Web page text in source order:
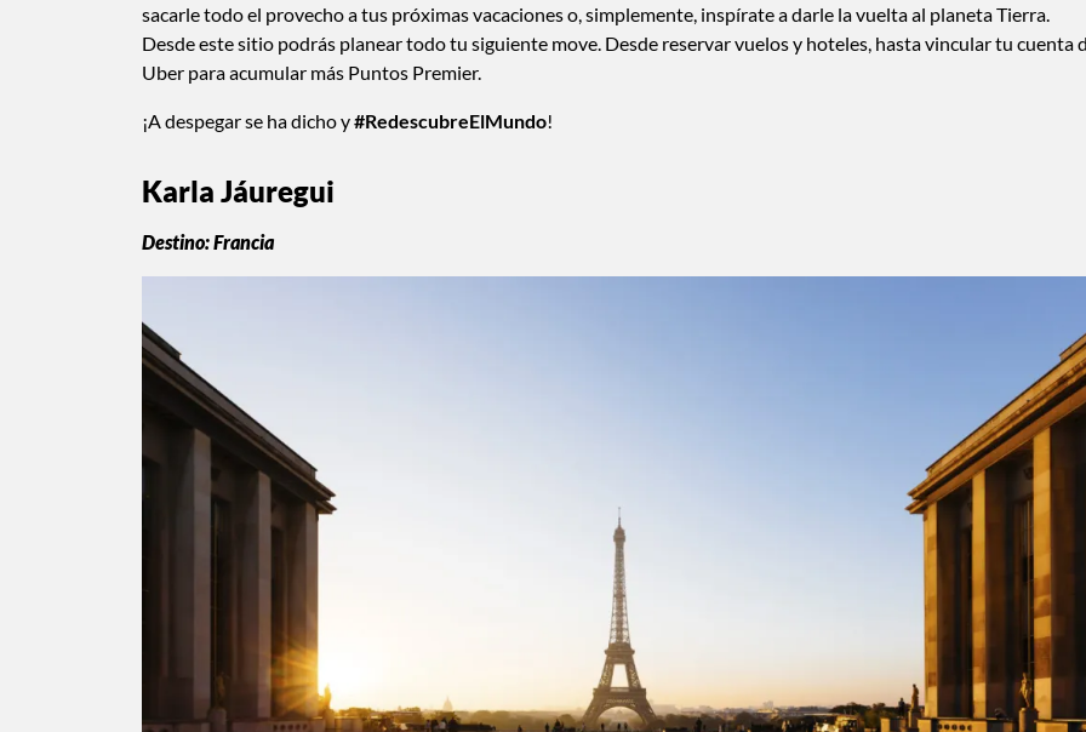
sacarle todo el provecho a tus próximas vacaciones o, simplemente, inspírate a darle la vuelta al planeta Tierra.
Desde este sitio podrás planear todo tu siguiente move. Desde reservar vuelos y hoteles, hasta vincular tu cuenta
Uber para acumular más Puntos Premier.
¡A despegar se ha dicho y#RedescubreElMundo!
Karla Jáuregui
Destino: Francia